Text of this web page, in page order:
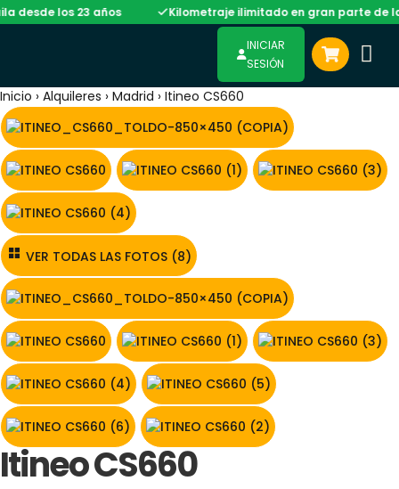
los 23 años Kilometraje ilimitado en gran parte de la flota
INICIAR
SESIÓN
Inicio › Alquileres › Madrid › Itineo CS660
VER TODAS LAS FOTOS (8)
Itineo CS660